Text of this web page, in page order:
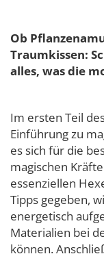
Ob
Traumkissen:
alles, was die
Im ersten Teil
Einführung zu
es sich für die
magischen
essenziellen
Tipps gegeben,
energetisch
Materialien bei
können.